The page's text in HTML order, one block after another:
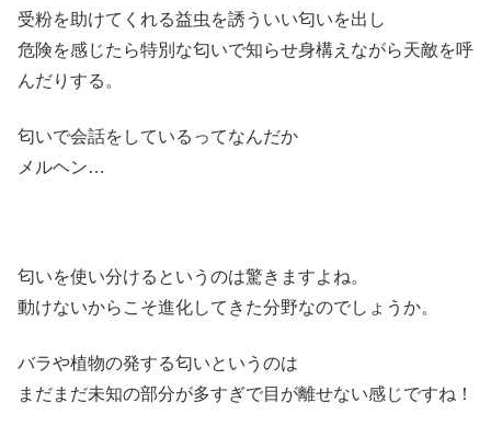
受粉を助けてくれる益虫を誘ういい匂いを出し
危険を感じたら特別な匂いで知らせ身構えながら天敵を呼
んだりする。
匂いで会話をしているってなんだか
メルヘン…
匂いを使い分けるというのは驚きますよね。
動けないからこそ進化してきた分野なのでしょうか。
バラや植物の発する匂いというのは
まだまだ未知の部分が多すぎで目が離せない感じですね！